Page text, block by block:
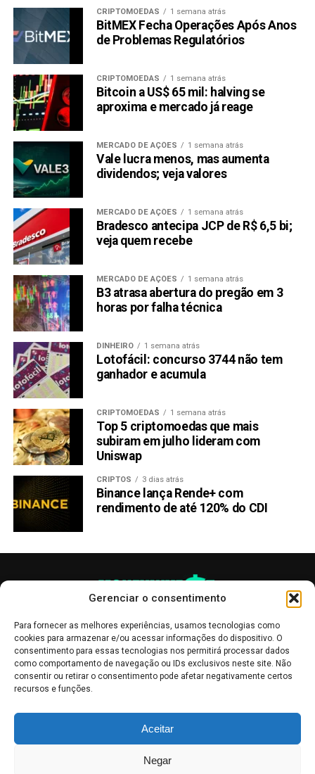
Gerenciar o consentimento
Para fornecer as melhores experiências, usamos tecnologias como
cookies para armazenar e/ou acessar informações do dispositivo. O
consentimento para essas tecnologias nos permitirá processar dados
como comportamento de navegação ou IDs exclusivos neste site. Não
consentir ou retirar o consentimento pode afetar negativamente certos
recursos e funções.
Aceitar
Negar
CRIPTOMOEDAS 1 semana atrás
BitMEX Fecha Operações Após Anos
de Problemas Regulatórios
CRIPTOMOEDAS 1 semana atrás
Bitcoin a US$ 65 mil: halving se
aproxima e mercado já reage
MERCADO DE AÇÕES 1 semana atrás
Vale lucra menos, mas aumenta
dividendos; veja valores
MERCADO DE AÇÕES 1 semana atrás
Bradesco antecipa JCP de R$ 6,5 bi;
veja quem recebe
MERCADO DE AÇÕES 1 semana atrás
B3 atrasa abertura do pregão em 3
horas por falha técnica
DINHEIRO 1 semana atrás
Lotofácil: concurso 3744 não tem
ganhador e acumula
CRIPTOMOEDAS 1 semana atrás
Top 5 criptomoedas que mais
subiram em julho lideram com
Uniswap
CRIPTOS 3 dias atrás
Binance lança Rende+ com
rendimento de até 120% do CDI
informativo, servindo como boletins de divulgação, e não devem ser
interpretadas como recomendações de investimento.Leia mais
Bolsa de Valores